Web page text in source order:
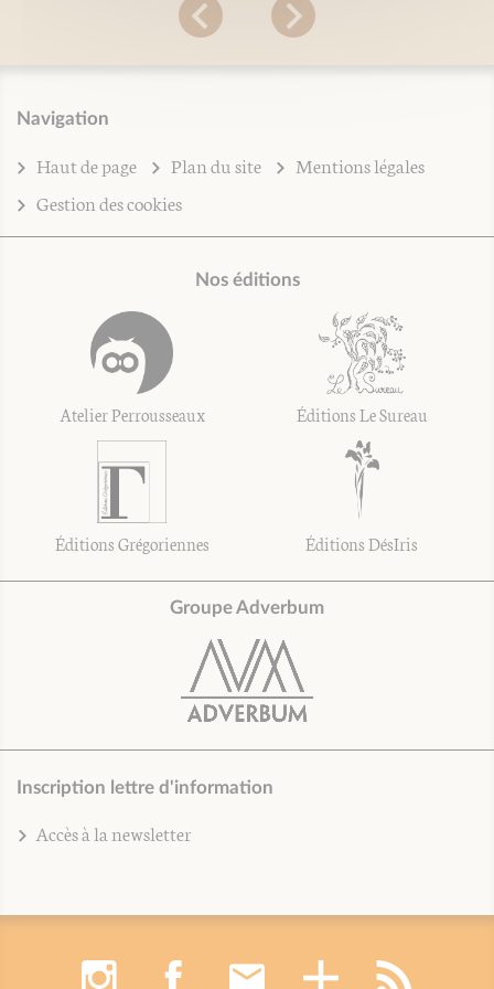
Navigation
Haut de page Plan du site
Mentions légales
Gestion des cookies
Nos éditions
Atelier Perrousseaux Éditions Le Sureau
Éditions Grégoriennes Éditions DésIris
Groupe Adverbum
Inscription lettre d'information
Accès à la newsletter